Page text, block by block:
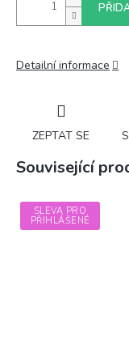
Detailní informace
ZEPTAT SE
Související
SLEVA PRO
PŘIHLÁŠENÉ